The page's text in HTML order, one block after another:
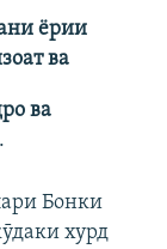
ёрии
ва
ва
Бонки
хурд